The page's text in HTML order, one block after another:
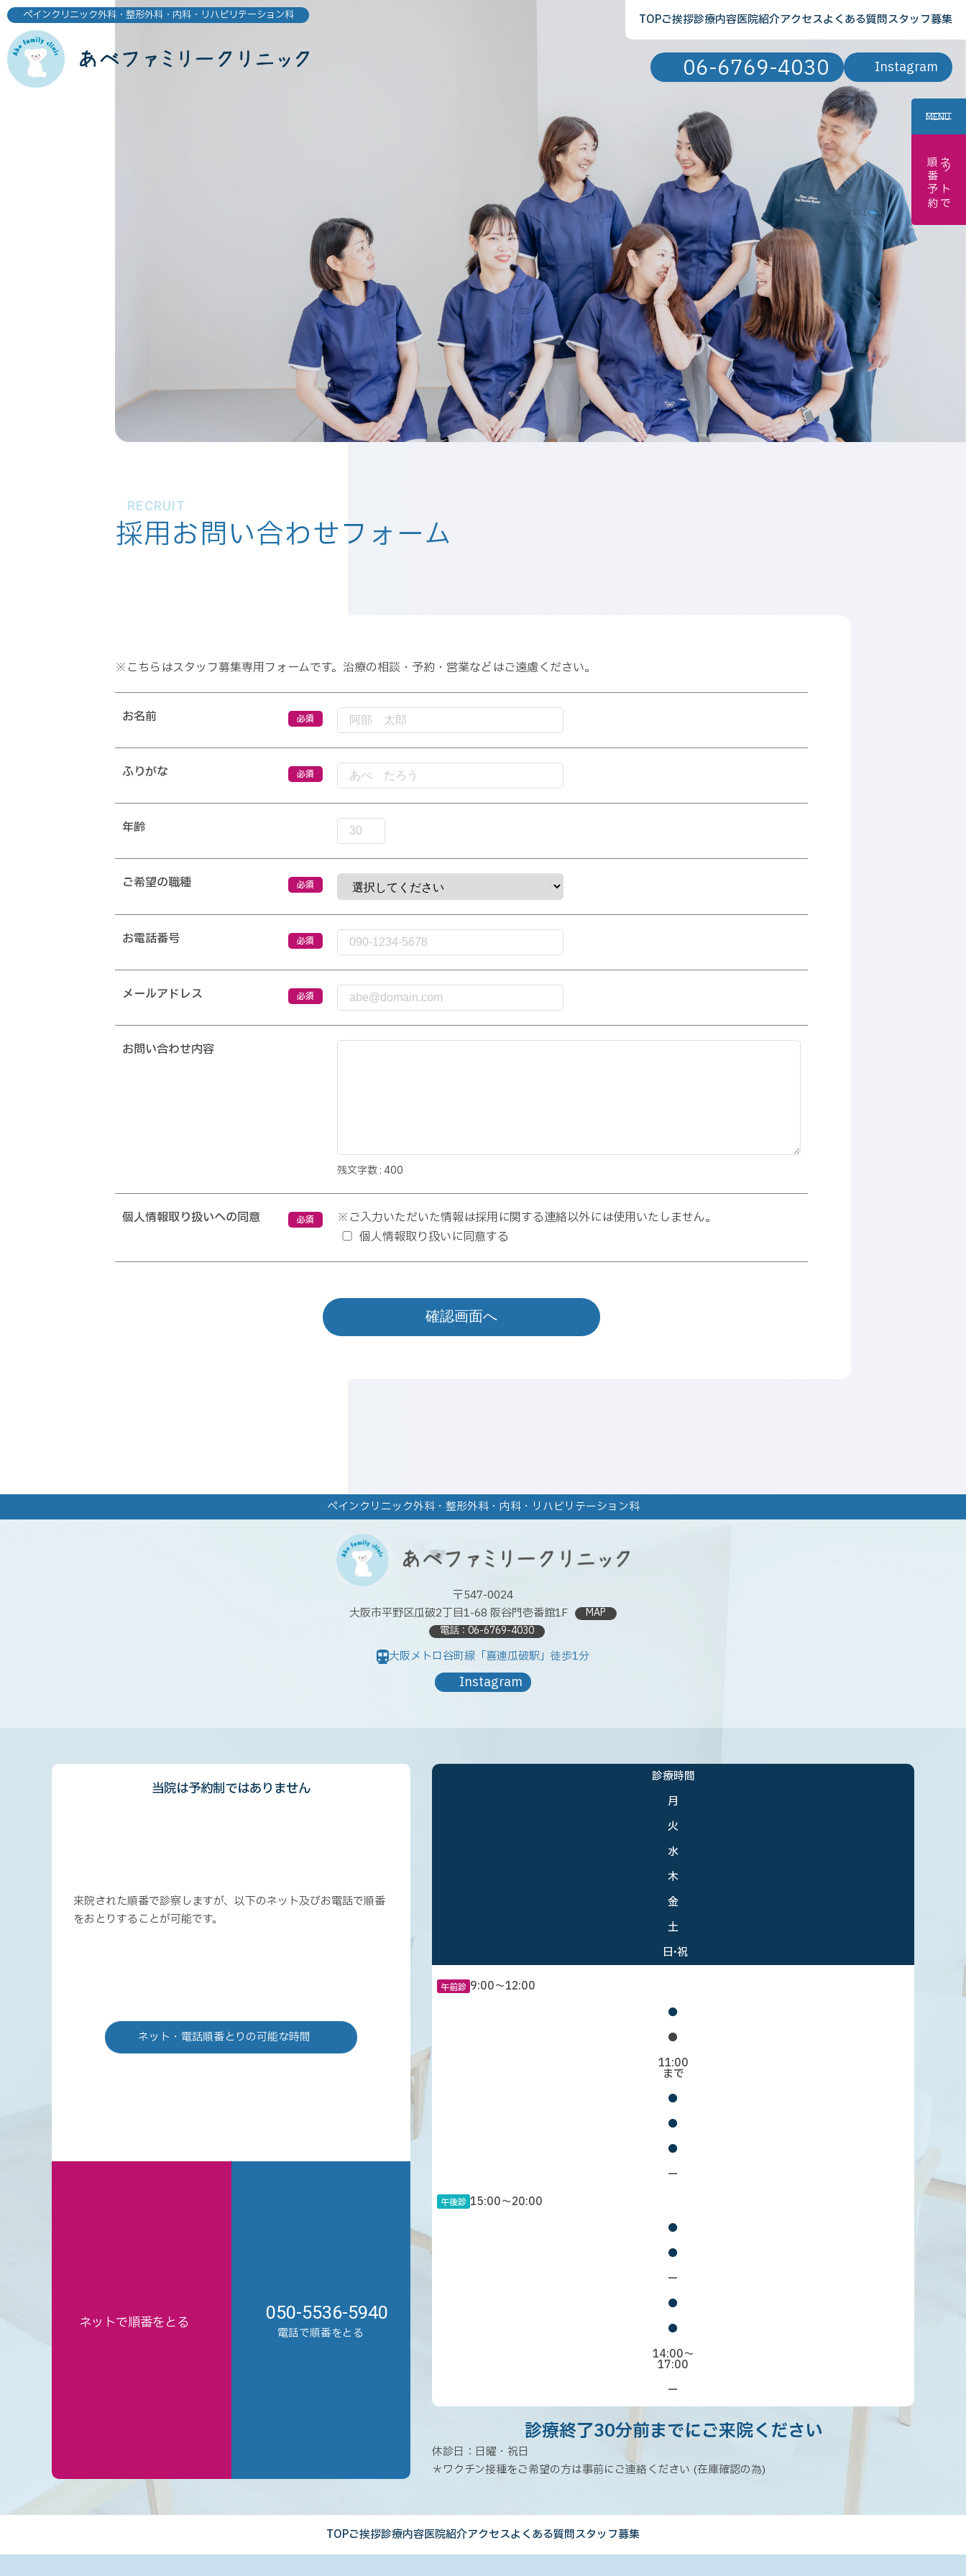
ペインクリニック外科・整形外科・内科・リハビリテーション科 TOPご挨拶診療内容医院紹介アクセスよくある質問スタッフ募集
06-6769-4030 Instagram
MENU
ネットで
順番予約
RECRUIT
採用お問い合わせフォーム
※こちらはスタッフ募集専用フォームです。治療の相談・予約・営業などはご遠慮ください。
お名前 必須
ふりがな 必須
年齢
ご希望の職種 必須
お電話番号 必須
メールアドレス 必須
お問い合わせ内容
残文字数 :400
個人情報取り扱いへの同意 必須
※ご入力いただいた情報は採用に関する連絡以外には使用いたしません。
個人情報取り扱いに同意する
ペインクリニック外科・整形外科・ 内科・リハビリテーション科
〒547-0024
大阪市平野区瓜破2丁目1-68 阪谷門壱番館1F
MAP
電話： 06-6769-4030
大阪メトロ谷町線「喜連瓜破駅」徒歩1分
Instagram
当院は予約制ではありません
来院された順番で診察しますが、以下のネット及びお電話で順番
をおとりすることが可能です。
ネット・電話順番とりの可能な時間
ネットで順番をとる 050-5536-5940
電話で順番をとる
診療時間
月
火
水
木
金
土
日・祝
午前診 9:00〜12:00
●
●
11:00
まで
●
●
●
ー
午後診 15:00〜20:00
●
●
ー
●
●
14:00～
17:00
ー
診療終了30分前までにご来院ください
休診日：日曜・祝日
＊ワクチン接種をご希望の方は事前にご連絡ください (在庫確認の為)
TOPご挨拶診療内容医院紹介アクセスよくある質問スタッフ募集